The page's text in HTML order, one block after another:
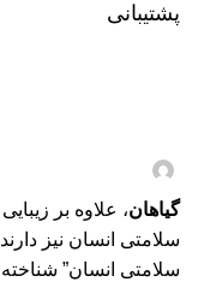
پشتیبانی
گیاهان، علاوه بر
سلامتی انسان نیز
سلامتی انسان”